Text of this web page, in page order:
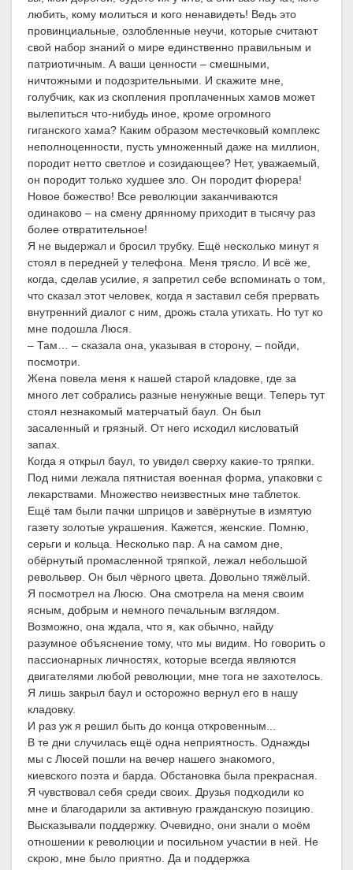
любить, кому молиться и кого ненавидеть! Ведь это
провинциальные, озлобленные неучи, которые считают
свой набор знаний о мире единственно правильным и
патриотичным. А ваши ценности – смешными,
ничтожными и подозрительными. И скажите мне,
голубчик, как из скопления проплаченных хамов может
вылепиться что-нибудь иное, кроме огромного
гиганского хама? Каким образом местечковый комплекс
неполноценности, пусть умноженный даже на миллион,
породит нетто светлое и созидающее? Нет, уважаемый,
он породит только худшее зло. Он породит фюрера!
Новое божество! Все революции заканчиваются
одинаково – на смену дрянному приходит в тысячу раз
более отвратительное!
Я не выдержал и бросил трубку. Ещё несколько минут я
стоял в передней у телефона. Меня трясло. И всё же,
когда, сделав усилие, я запретил себе вспоминать о том,
что сказал этот человек, когда я заставил себя прервать
внутренний диалог с ним, дрожь стала утихать. Но тут ко
мне подошла Люся.
– Там… – сказала она, указывая в сторону, – пойди,
посмотри.
Жена повела меня к нашей старой кладовке, где за
много лет собрались разные ненужные вещи. Теперь тут
стоял незнакомый матерчатый баул. Он был
засаленный и грязный. От него исходил кисловатый
запах.
Когда я открыл баул, то увидел сверху какие-то тряпки.
Под ними лежала пятнистая военная форма, упаковки с
лекарствами. Множество неизвестных мне таблеток.
Ещё там были пачки шприцов и завёрнутые в измятую
газету золотые украшения. Кажется, женские. Помню,
серьги и кольца. Несколько пар. А на самом дне,
обёрнутый промасленной тряпкой, лежал небольшой
револьвер. Он был чёрного цвета. Довольно тяжёлый.
Я посмотрел на Люсю. Она смотрела на меня своим
ясным, добрым и немного печальным взглядом.
Возможно, она ждала, что я, как обычно, найду
разумное объяснение тому, что мы видим. Но говорить о
пассионарных личностях, которые всегда являются
двигателями любой революции, мне тога не захотелось.
Я лишь закрыл баул и осторожно вернул его в нашу
кладовку.
И раз уж я решил быть до конца откровенным...
В те дни случилась ещё одна неприятность. Однажды
мы с Люсей пошли на вечер нашего знакомого,
киевского поэта и барда. Обстановка была прекрасная.
Я чувствовал себя среди своих. Друзья подходили ко
мне и благодарили за активную гражданскую позицию.
Высказывали поддержку. Очевидно, они знали о моём
отношении к революции и посильном участии в ней. Не
скрою, мне было приятно. Да и поддержка